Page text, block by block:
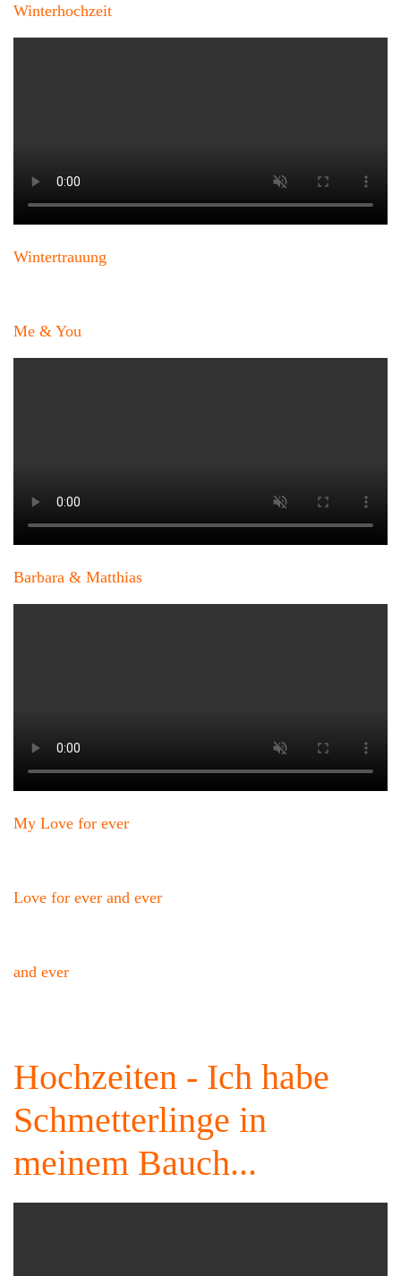
Winterhochzeit
Wintertrauung
Me & You
Barbara & Matthias
My Love for ever
Love for ever and ever
and ever
Hochzeiten - Ich habe
Schmetterlinge in
meinem Bauch...